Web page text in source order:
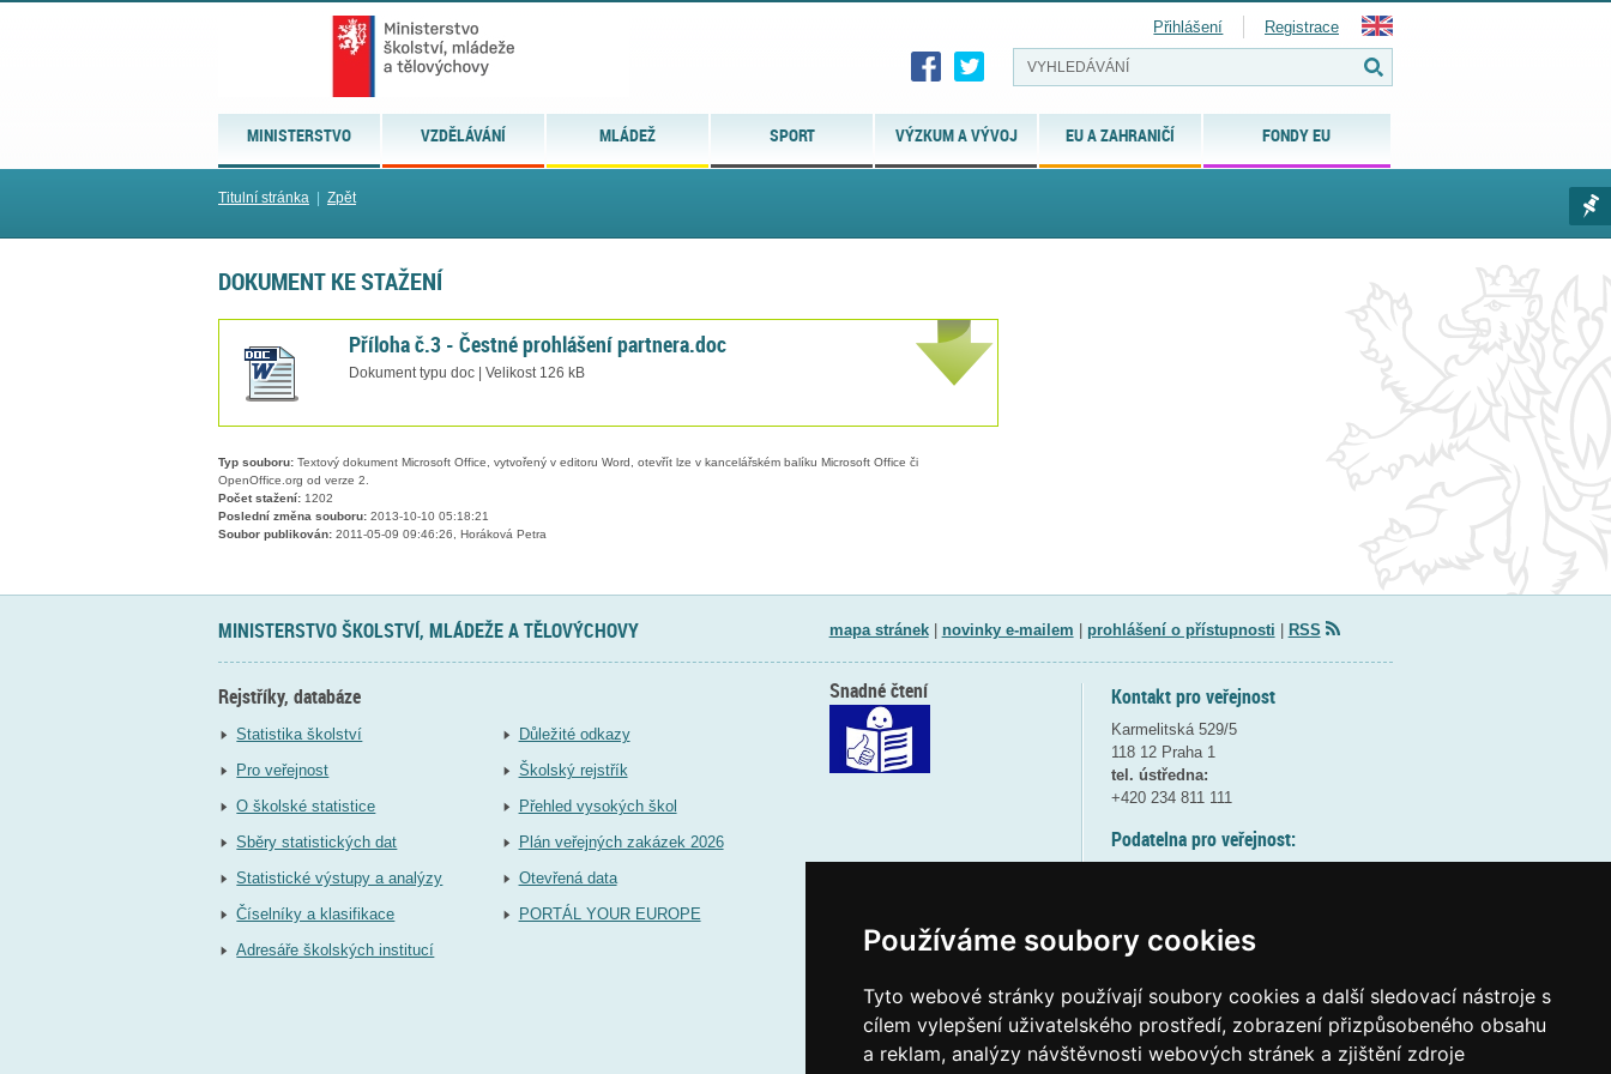
Používáme soubory cookies
Tyto webové stránky používají soubory cookies a další sledovací nástroje s
cílem vylepšení uživatelského prostředí, zobrazení přizpůsobeného obsahu
a reklam, analýzy návštěvnosti webových stránek a zjištění zdroje
MINISTERSTVO VZDĚLÁVÁNÍ MLÁDEŽ SPORT VÝZKUM A VÝVOJ EU A ZAHRANIČÍ FONDY EU
Přihlášení Registrace
Titulní stránka Zpět
DOKUMENT KE STAŽENÍ
Příloha č.3 - Čestné prohlášení partnera.doc
Dokument typu doc | Velikost 126 kB
Typ souboru: Textový dokument Microsoft Office, vytvořený v editoru Word, otevřít lze v kancelářském balíku Microsoft Office či
OpenOffice.org od verze 2.
Počet stažení: 1202
Poslední změna souboru: 2013-10-10 05:18:21
Soubor publikován: 2011-05-09 09:46:26, Horáková Petra
MINISTERSTVO ŠKOLSTVÍ, MLÁDEŽE A TĚLOVÝCHOVY mapa stránek| novinky e-mailem prohlášení o přístupnosti RSS
Rejstříky, databáze
Statistika školství
Pro veřejnost
O školské statistice
Sběry statistických dat
Statistické výstupy a analýzy
Číselníky a klasifikace
Adresáře školských institucí
Důležité odkazy
Školský rejstřík
Přehled vysokých škol
Plán veřejných zakázek 2026
Otevřená data
PORTÁL YOUR EUROPE
Kontakt pro veřejnost
Karmelitská 529/5
118 12 Praha 1
tel. ústředna:
+420 234 811 111
Podatelna pro veřejnost:
(více informací
Elektronická podatelna:
posta@msmtgov cz
Snadné čtení